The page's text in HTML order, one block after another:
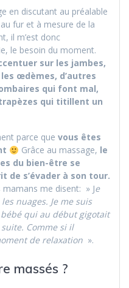
en discutant au préalable
fur et à mesure de la
il m’est donc
le besoin du moment.
sur les jambes,
œdèmes, d’autres
qui font mal,
qui titillent un
parce que vous êtes
Grâce au massage, le
du bien-être se
de s’évader à son tour.
me disent: » Je
nuages. Je me suis
qui au début gigotait
Comme si il
de relaxation ».
massés ?